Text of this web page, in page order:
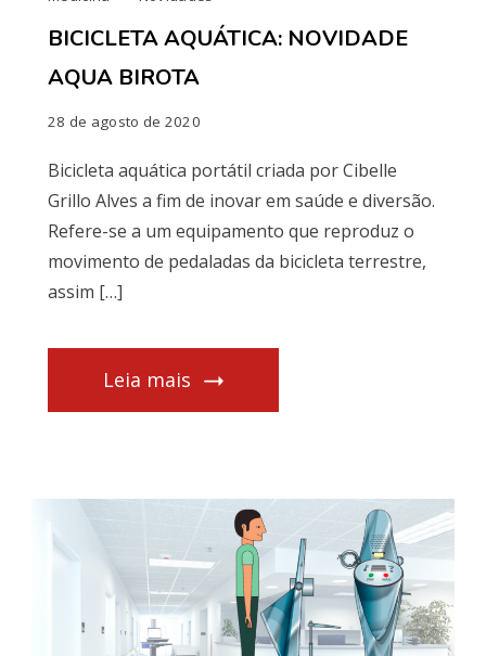
BICICLETA AQUÁTICA: NOVIDADE
AQUA BIROTA
28 de agosto de 2020
Bicicleta aquática portátil criada por Cibelle
Grillo Alves a fim de inovar em saúde e diversão.
Refere-se a um equipamento que reproduz o
movimento de pedaladas da bicicleta terrestre,
assim […]
Leia mais